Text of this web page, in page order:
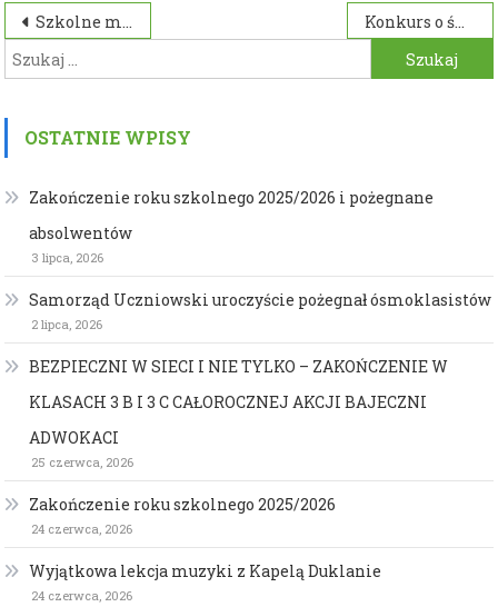
Nawigacja
wpisu
Szkolne manewry z zakresu udzielania PPP
Konkurs o św. Janie z Dukli w naszej Szkole
Szukaj:
OSTATNIE WPISY
Zakończenie roku szkolnego 2025/2026 i pożegnane
absolwentów
3 lipca, 2026
Samorząd Uczniowski uroczyście pożegnał ósmoklasistów
2 lipca, 2026
BEZPIECZNI W SIECI I NIE TYLKO – ZAKOŃCZENIE W
KLASACH 3 B I 3 C CAŁOROCZNEJ AKCJI BAJECZNI
ADWOKACI
25 czerwca, 2026
Zakończenie roku szkolnego 2025/2026
24 czerwca, 2026
Wyjątkowa lekcja muzyki z Kapelą Duklanie
24 czerwca, 2026